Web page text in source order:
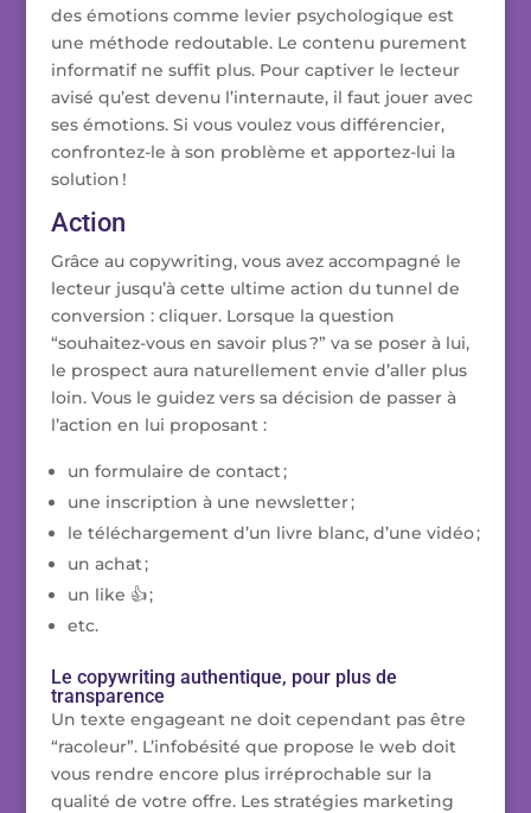
des émotions comme levier psychologique est
une méthode redoutable. Le contenu purement
informatif ne suffit plus. Pour captiver le lecteur
avisé qu’est devenu l’internaute, il faut jouer avec
ses émotions. Si vous voulez vous différencier,
confrontez-le à son problème et apportez-lui la
solution !
Action
Grâce au copywriting, vous avez accompagné le
lecteur jusqu’à cette ultime action du tunnel de
conversion : cliquer. Lorsque la question
“souhaitez-vous en savoir plus ?” va se poser à lui,
le prospect aura naturellement envie d’aller plus
loin. Vous le guidez vers sa décision de passer à
l’action en lui proposant :
un formulaire de contact ;
une inscription à une newsletter ;
le téléchargement d’un livre blanc, d’une vidéo ;
un achat ;
un like 👍 ;
etc.
Le copywriting authentique, pour plus de
transparence
Un texte engageant ne doit cependant pas être
“racoleur”. L’infobésité que propose le web doit
vous rendre encore plus irréprochable sur la
qualité de votre offre. Les stratégies marketing